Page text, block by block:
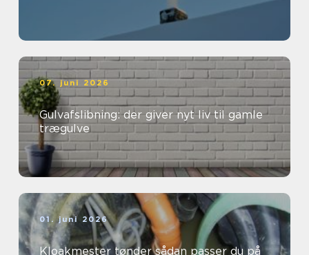
07. juni 2026
Gulvafslibning: der giver nyt liv til gamle
trægulve
01. juni 2026
Kloakmester tønder sådan passer du på